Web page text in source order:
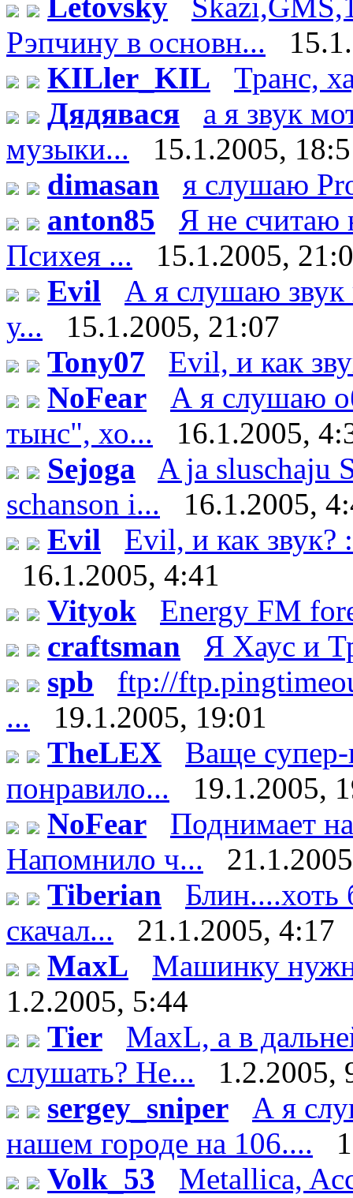
Рэпчину в основн...
KILler_KIL
Транс,
Дядявася
а я звук
музыки...
15.1.2005,
dimasan
я слушаю
anton85
Я не считаю
Психея ...
15.1.2005,
Evil
А я слушаю
у...
15.1.2005, 21:07
Tony07
Evil, и как
NoFear
А я слушаю
тынс", хо...
16.1.2005,
Sejoga
A ja sluschaju
schanson i...
16.1.2005,
Evil
Evil, и как
16.1.2005, 4:41
Vityok
Energy FM
craftsman
Я Хаус и
spb
ftp://
...
19.1.2005, 19:01
TheLEX
Ваще
понравило...
19.1.2005,
NoFear
Поднимает
Напомнило ч...
Tiberian
Блин....хоть
скачал...
21.1.2005, 4:17
MaxL
Машинку
1.2.2005, 5:44
Tier
MaxL, а в
слушать? Не...
1.2.2005,
sergey_sniper
А я
нашем городе на 106....
Volk_53
Metallica,